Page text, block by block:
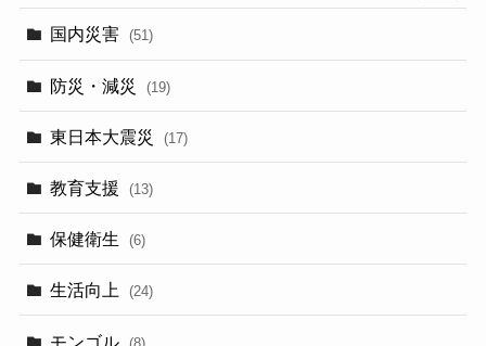
国内災害 (51)
防災・減災 (19)
東日本大震災 (17)
教育支援 (13)
保健衛生 (6)
生活向上 (24)
モンゴル